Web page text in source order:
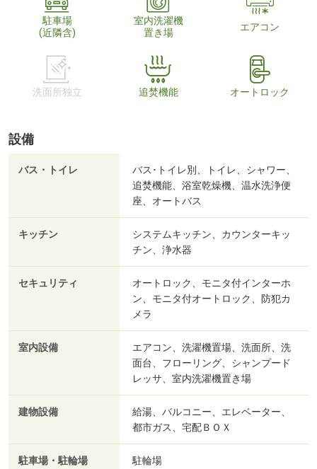
駐車場
(近隣含)
室内洗濯機
置き場
エアコン
洗面所独立 追焚機能 オートロック
設備
バス・トイレ
バス･トイレ別、トイレ、シャワー、
追焚機能、浴室乾燥機、温水洗浄便
座、オートバス
キッチン
システムキッチン、カウンターキッ
チン、浄水器
セキュリティ
オートロック、モニタ付インターホ
ン、モニタ付オートロック、防犯カ
メラ
室内設備
エアコン、洗濯機置場、洗面所、洗
面台、フローリング、シャンプード
レッサ、室内洗濯機置き場
建物設備
給湯、バルコニー、エレベーター、
都市ガス、宅配ＢＯＸ
駐車場・駐輪場 駐輪場